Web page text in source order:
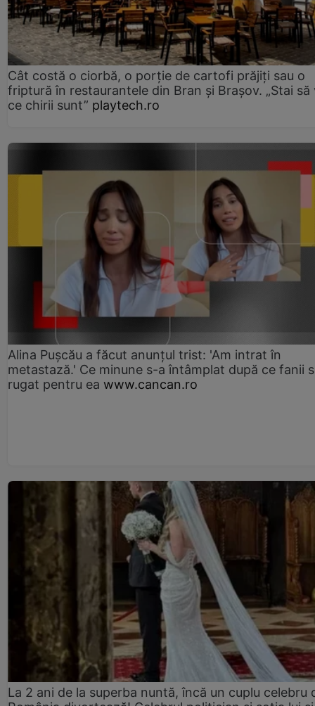
Cât costă o ciorbă, o porţie de cartofi prăjiţi sau o
friptură în restaurantele din Bran şi Braşov. „Stai să
ce chirii sunt” playtech.ro
Alina Pușcău a făcut anunțul trist: 'Am intrat în
metastază.' Ce minune s-a întâmplat după ce fanii
rugat pentru ea www.cancan.ro
La 2 ani de la superba nuntă, încă un cuplu celebru